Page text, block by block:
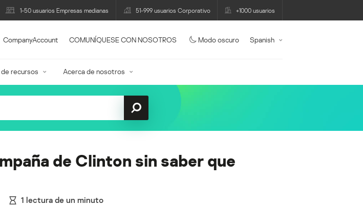
1-50 usuarios Empresas medianas 51-999 usuarios Corporativo +1000 usuarios
CompanyAccount COMUNÍQUESE CON NOSOTROS Modo oscuro Spanish
recursos Acerca de nosotros
de Clinton sin saber que
1 lectura de un minuto